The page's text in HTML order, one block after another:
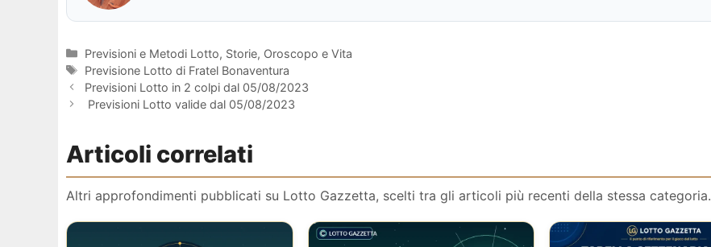
Categorie
Previsioni e Metodi Lotto, Storie, Oroscopo e Vita
Tag
Previsione Lotto di Fratel Bonaventura
Previsioni Lotto in 2 colpi dal 05/08/2023
Previsioni Lotto valide dal 05/08/2023
Articoli correlati
Altri approfondimenti pubblicati su Lotto Gazzetta, scelti tra gli articoli più recenti della stessa categoria.